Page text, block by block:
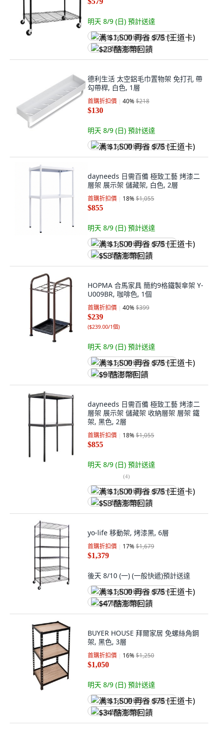
明天 8/9 (日) 預計送達
满 $1,500 再省 $75 (王道卡)
$23 酷澎幣回饋
德利生活 太空鋁毛巾置物架 免打孔 帶
勾帶桿, 白色, 1層
首購折扣價 40%$218
$130
明天 8/9 (日) 預計送達
满 $1,500 再省 $75 (王道卡)
dayneeds 日需百備 極致工藝 烤漆二
層架 展示架 儲藏架, 白色, 2層
首購折扣價 18%$1,055
$855
明天 8/9 (日) 預計送達
满 $1,500 再省 $75 (王道卡)
$53 酷澎幣回饋
HOPMA 合馬家具 簡約9格鐵製傘架 Y-
U009BR, 咖啡色, 1個
首購折扣價 40%$399
$239
($239.00/1個)
明天 8/9 (日) 預計送達
满 $1,500 再省 $75 (王道卡)
$9 酷澎幣回饋
dayneeds 日需百備 極致工藝 烤漆二
層架 展示架 儲藏架 收納層架 層架 鐵
架, 黑色, 2層
首購折扣價 18%$1,055
$855
明天 8/9 (日) 預計送達
(4)
满 $1,500 再省 $75 (王道卡)
$53 酷澎幣回饋
yo-life 移動架, 烤漆黑, 6層
首購折扣價 17%$1,679
$1,379
後天 8/10 (一) (一般快遞)預計送達
满 $1,500 再省 $75 (王道卡)
$47 酷澎幣回饋
BUYER HOUSE 拜爾家居 免螺絲角鋼
架, 黑色, 3層
首購折扣價 16%$1,250
$1,050
明天 8/9 (日) 預計送達
满 $1,500 再省 $75 (王道卡)
$34 酷澎幣回饋